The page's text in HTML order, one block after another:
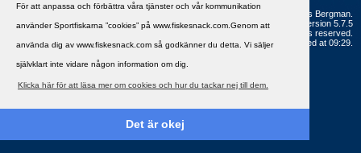
För att anpassa och förbättra våra tjänster och vår kommunikation
använder Sportfiskarna ”cookies” på www.fiskesnack.com.Genom att
använda dig av www.fiskesnack.com så godkänner du detta. Vi säljer
självklart inte vidare någon information om dig.
Klicka här för att läsa mer om cookies och hur du tackar nej till dem.
Det är okej
Copyright ©2002 - 2021, FiskeSnack.com. Grundad 2002 av Anders Bergman.
Powered byvBulletin®
Version 5.7.5
Copyright © 2026 MH Sub I, LLC dba vBulletin. All rights reserved.
All times are GMT+1. This page was generated at 09:29.